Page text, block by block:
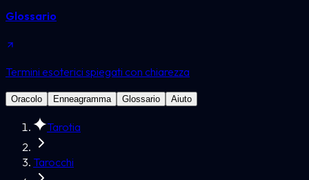
Glossario
Termini esoterici spiegati con chiarezza
Oracolo Enneagramma Glossario Aiuto
Tarotia
Tarocchi